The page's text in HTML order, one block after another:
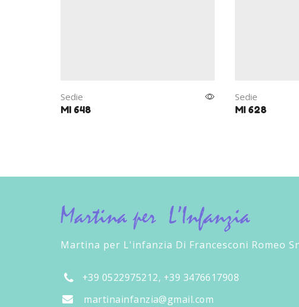
Sedie
MI 648
Sedie
MI 628
Martina per L'infanzia Di Francesconi Romeo
+39 0522975212, +39 3476617908
martinainfanzia@gmail.com